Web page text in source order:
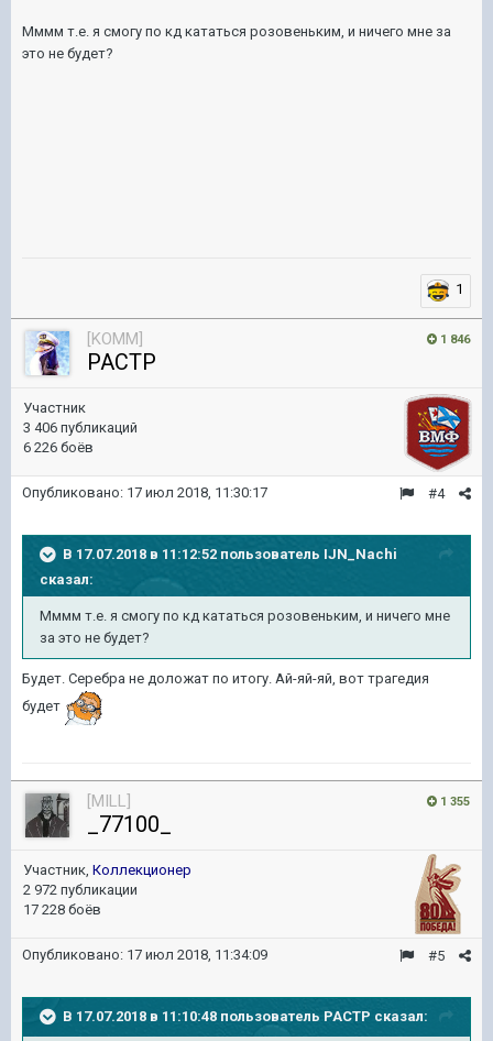
Мммм т.е. я смогу по кд кататься розовеньким, и ничего мне за
это не будет?
1
1 846
[KOMM]
PACTP
Участник
3 406 публикаций
6 226 боёв
#4
Опубликовано: 17 июл 2018, 11:30:17
В 17.07.2018 в 11:12:52 пользователь IJN_Nachi
сказал:
Мммм т.е. я смогу по кд кататься розовеньким, и ничего мне
за это не будет?
Будет. Серебра не доложат по итогу. Ай-яй-яй, вот трагедия
будет
1 355
[MILL]
_77100_
Участник, Коллекционер
2 972 публикации
17 228 боёв
#5
Опубликовано: 17 июл 2018, 11:34:09
В 17.07.2018 в 11:10:48 пользователь PACTP сказал: